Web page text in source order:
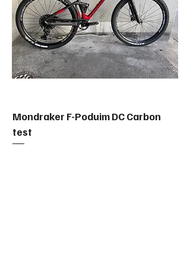
Mondraker F-Poduim DC Carbon
test